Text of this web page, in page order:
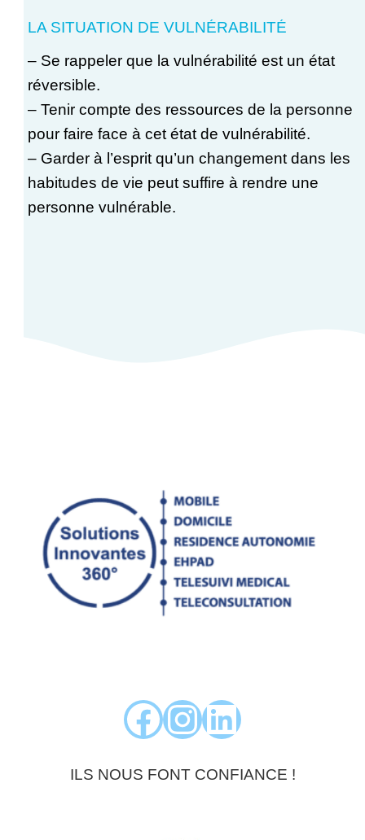
LA SITUATION DE VULNÉRABILITÉ
– Se rappeler que la vulnérabilité est un état
réversible.
– Tenir compte des ressources de la personne
pour faire face à cet état de vulnérabilité.
– Garder à l’esprit qu’un changement dans les
habitudes de vie peut suffire à rendre une
personne vulnérable.
Facebook
Instagram
LinkedIn
ILS NOUS FONT CONFIANCE !